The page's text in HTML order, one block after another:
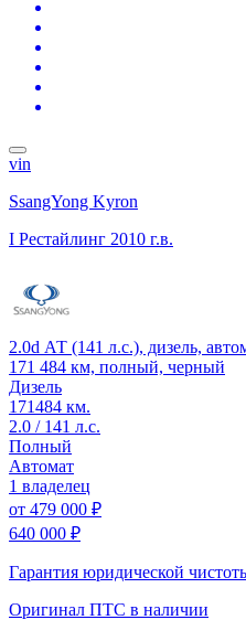
vin
SsangYong Kyron
I Рестайлинг 2010 г.в.
2.0d АТ (141 л.с.), дизель,
171 484 км, полный, черный
Дизель
171484 км.
2.0 / 141 л.с.
Полный
Автомат
1 владелец
от 479 000 ₽
640 000 ₽
Гарантия юридической
Оригинал ПТС в наличии